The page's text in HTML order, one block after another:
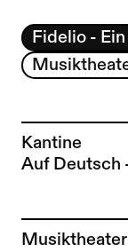
Fidelio -
Kantine
Auf Deutsch
Zur